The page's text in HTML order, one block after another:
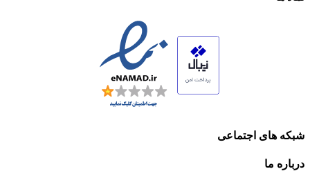
شبکه های اجتماعی
درباره ما